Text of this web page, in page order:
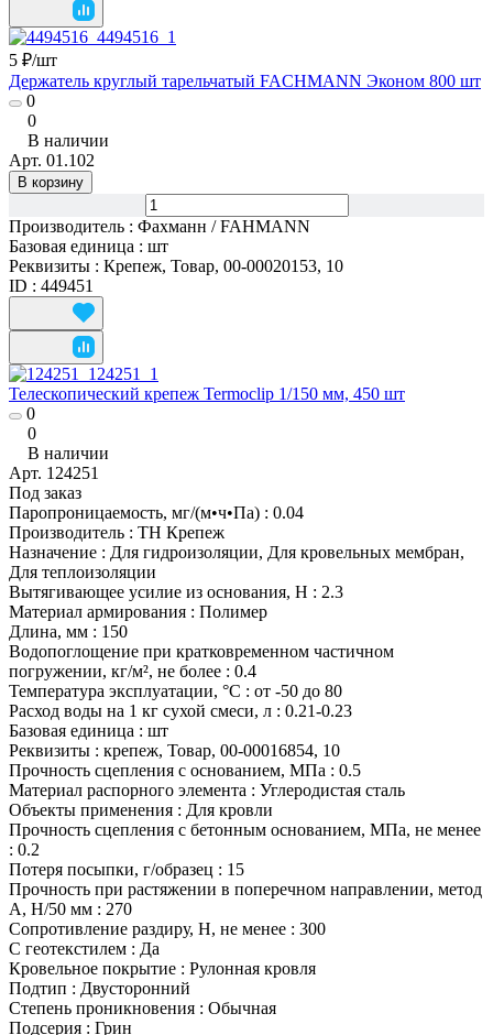
5 ₽/шт
Держатель круглый тарельчатый FACHMANN Эконом 800 шт
0
0
В наличии
Арт. 01.102
В корзину
Производитель : Фахманн / FAHMANN
Базовая единица : шт
Реквизиты : Крепеж, Товар, 00-00020153, 10
ID : 449451
Телескопический крепеж Termoclip 1/150 мм, 450 шт
0
0
В наличии
Арт. 124251
Под заказ
Паропроницаемость, мг/(м•ч•Па) : 0.04
Производитель : ТН Крепеж
Назначение : Для гидроизоляции, Для кровельных мембран,
Для теплоизоляции
Вытягивающее усилие из основания, Н : 2.3
Материал армирования : Полимер
Длина, мм : 150
Водопоглощение при кратковременном частичном
погружении, кг/м², не более : 0.4
Температура эксплуатации, °С : от -50 до 80
Расход воды на 1 кг сухой смеси, л : 0.21-0.23
Базовая единица : шт
Реквизиты : крепеж, Товар, 00-00016854, 10
Прочность сцепления с основанием, МПа : 0.5
Материал распорного элемента : Углеродистая сталь
Объекты применения : Для кровли
Прочность сцепления с бетонным основанием, МПа, не менее
: 0.2
Потеря посыпки, г/образец : 15
Прочность при растяжении в поперечном направлении, метод
А, Н/50 мм : 270
Сопротивление раздиру, Н, не менее : 300
С геотекстилем : Да
Кровельное покрытие : Рулонная кровля
Подтип : Двусторонний
Степень проникновения : Обычная
Подсерия : Грин